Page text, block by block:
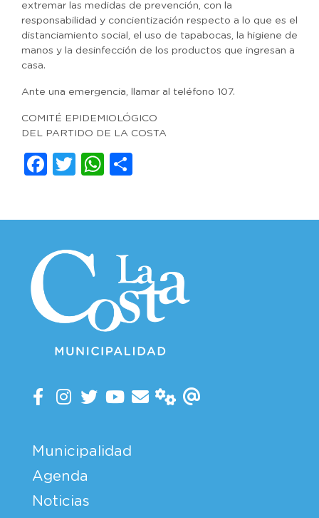
extremar las medidas de prevención, con la
responsabilidad y concientización respecto a lo que es el
distanciamiento social, el uso de tapabocas, la higiene de
manos y la desinfección de los productos que ingresan a
casa.
Ante una emergencia, llamar al teléfono 107.
COMITÉ EPIDEMIOLÓGICO
DEL PARTIDO DE LA COSTA
Facebook
TwitterWhatsApp
Municipalidad
Agenda
Noticias